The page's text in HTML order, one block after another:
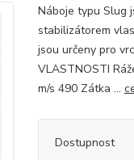
Náboje typu Slug
stabilizátorem
jsou určeny pro
VLASTNOSTI
m/s 490 Zátka ...
Dostupnost